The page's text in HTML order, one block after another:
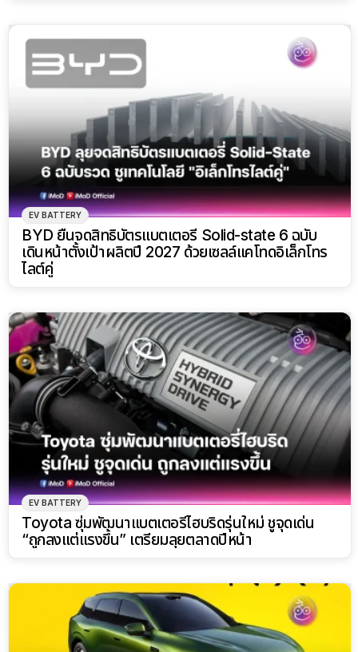
EV BATTERY
BYD ยื่นจดสิทธิบัตรแบตเตอรี่ Solid-state 6 ฉบับ
เดินหน้าตั้งเป้าผลิตปี 2027 ด้วยเซลล์แคโทดอิเล็กโทร
ไลต์คู่
EV BATTERY
Toyota ซุ่มพัฒนาแบตเตอรี่ไฮบริดรุ่นใหม่ ชูจุดเด่น
“ถูกลงแต่แรงขึ้น” เตรียมลุยตลาดปีหน้า